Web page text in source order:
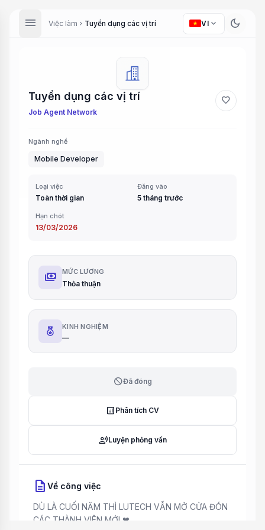
menu Việc làm chevron_right Tuyển dụng các vị trí VI expand_more dark_mode
Tuyển dụng các vị trí
Job Agent Network
favorite
Ngành nghề
Mobile Developer
Loại việc
Toàn thời gian
Đăng vào
5 tháng trước
Hạn chót
13/03/2026
payments MỨC LƯƠNG
Thỏa thuận
KINH NGHIỆM
—
blockĐã đóng
analytics Phân tích CV
record_voice_overLuyện phỏng vấn
description Về công việc
DÙ LÀ CUỐI NĂM THÌ LUTECH VẪN MỞ CỬA ĐÓN
CÁC THÀNH VIÊN MỚI ❤